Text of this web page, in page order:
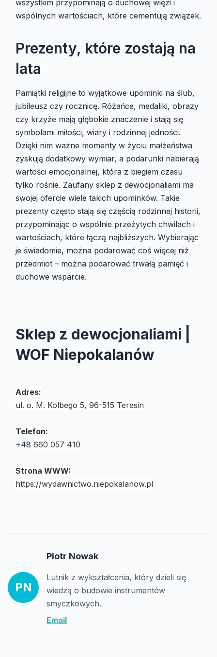
wszystkim przypominają o duchowej więzi i
wspólnych wartościach, które cementują związek.
Prezenty, które zostają na
lata
Pamiątki religijne to wyjątkowe upominki na ślub,
jubileusz czy rocznicę. Różańce, medaliki, obrazy
czy krzyże mają głębokie znaczenie i stają się
symbolami miłości, wiary i rodzinnej jedności.
Dzięki nim ważne momenty w życiu małżeństwa
zyskują dodatkowy wymiar, a podarunki nabierają
wartości emocjonalnej, która z biegiem czasu
tylko rośnie. Zaufany sklep z dewocjonaliami ma
swojej ofercie wiele takich upominków. Takie
prezenty często stają się częścią rodzinnej historii,
przypominając o wspólnie przeżytych chwilach i
wartościach, które łączą najbliższych. Wybierając
je świadomie, można podarować coś więcej niż
przedmiot – można podarować trwałą pamięć i
duchowe wsparcie.
Sklep z dewocjonaliami |
WOF Niepokalanów
Adres:
ul. o. M. Kolbego 5, 96-515 Teresin
Telefon:
+48 660 057 410
Strona WWW:
https://wydawnictwo.niepokalanow.pl
PN
Piotr Nowak
Lutnik z wykształcenia, który dzieli się
wiedzą o budowie instrumentów
smyczkowych.
Email